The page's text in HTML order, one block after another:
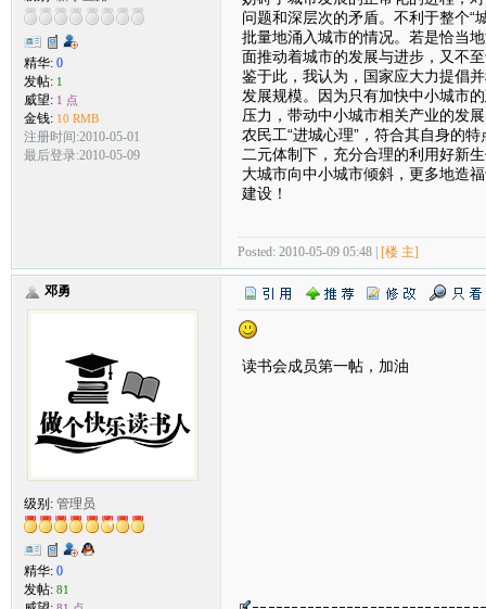
精华: 0
发帖: 1
威望: 1 点
金钱: 10 RMB
注册时间:2010-05-01
最后登录:2010-05-09
问题和深层次的矛盾。不利于整个“
批量地涌入城市的情况。若是恰当
面推动着城市的发展与进步，又不
鉴于此，我认为，国家应大力提倡
发展规模。因为只有加快中小城市
压力，带动中小城市相关产业的发
农民工“进城心理”，符合其自身的
二元体制下，充分合理的利用好新
大城市向中小城市倾斜，更多地造
建设！
Posted: 2010-05-09 05:48 | [楼 主]
邓勇
级别: 管理员
精华: 0
发帖: 81
读书会成员第一帖，加油